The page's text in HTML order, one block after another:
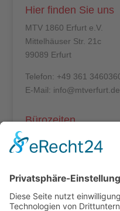
Hier finden Sie uns
MTV 1860 Erfurt e.V.
Mittelhäuser Str. 21c
99089 Erfurt
Telefon: +49 361
E-Mail: info@mtverfurt.de
Bürozeiten
Mo – Do: 8:00 – 14:00 Uhr
Termine außerhalb